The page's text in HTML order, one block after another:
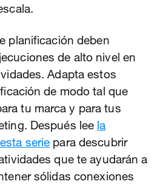
planificación deben
de alto nivel en
Adapta estos
de modo tal que
tu marca y para tus
Después lee la
serie para descubrir
que te ayudarán a
sólidas conexiones